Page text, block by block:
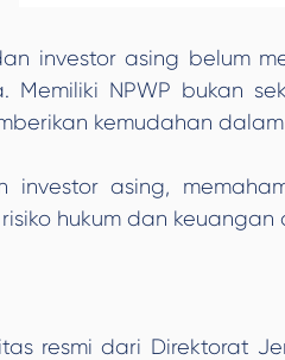
investor asing belum
Memiliki NPWP bukan
kemudahan
investor asing,
hukum dan keuangan
resmi dari Direktorat